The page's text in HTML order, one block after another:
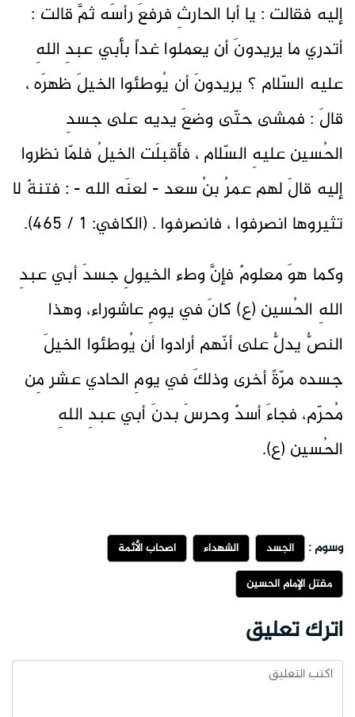
إليه فقالت : يا أبا الحارثِ فرفعَ رأسَه ثمَّ قالت :
أتدري ما يريدونَ أن يعملوا غداً بأبي عبدِ اللهِ
عليه السّلام ؟ يريدونَ أن يُوطئوا الخيلَ ظهرَه ،
قالَ : فمشى حتّى وضعَ يديه على جسدِ
الحُسين عليهِ السّلام ، فأقبلَت الخيلُ فلمّا نظروا
إليه قالَ لهم عمرُ بنُ سعد - لعنَه الله - : فتنةٌ لا
تثيروها انصرفوا ، فانصرفوا . (الكافي: 1 / 465).
وكما هوَ معلومٌ فإنَّ وطء الخيولِ جسدَ أبي عبدِ
اللهِ الحُسين (ع) كانَ في يومِ عاشوراء، وهذا
النصُّ يدلُّ على أنّهم أرادوا أن يُوطئوا الخيلَ
جسده مرّةً أخرى وذلكَ في يومِ الحادي عشر مِن
مُحرّم، فجاءَ أسدٌ وحرسَ بدنَ أبي عبدِ اللهِ
الحُسين (ع).
وسوم : الجسد الشهداء
اصحاب الأئمة
مقتل الإمام الحسين
اترك تعليق